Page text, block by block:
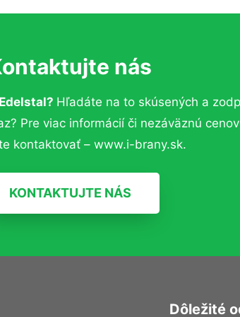
nás
Hľadáte na to skúsených a
Pre viac informácií či nezáväznú
kontaktovať – www.i-brany.sk.
KONTAKTUJTE NÁS
Dôležité